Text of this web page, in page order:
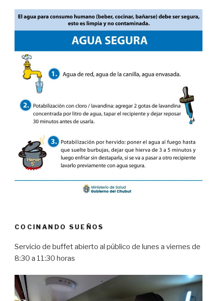
COCINANDO SUEÑOS
Servicio de buffet abierto al público de lunes a viernes de
8:30 a 11:30 horas